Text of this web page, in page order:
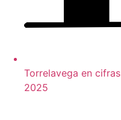
Torrelavega en cifras
2025